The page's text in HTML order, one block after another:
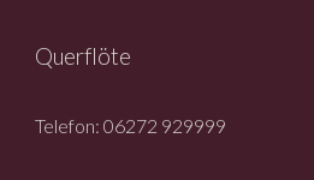
Querflöte
Telefon: 06272 929999